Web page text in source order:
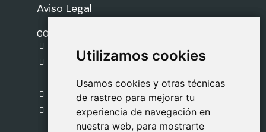
Utilizamos cookies
Usamos cookies y otras técnicas
de rastreo para mejorar tu
experiencia de navegación en
nuestra web, para mostrarte
Utilizamos cookies
Usamos cookies y otras técnicas
de rastreo para mejorar tu
experiencia de navegación en
nuestra web, para mostrarte
Aviso Legal
CONTACTO
C. del Pradillo, 6, 28770 Colmenar Viejo,
Madrid
918 459 877
Lunes a Viernes
09:00 - 13:00